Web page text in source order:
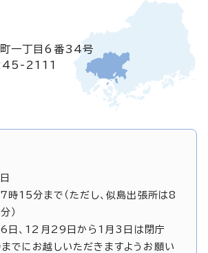
町一丁目6番34号
2111
15分まで（ただし、似島出張所は8
）
6日、12月29日から1月3日は閉庁
でにお越しいただきますようお願い